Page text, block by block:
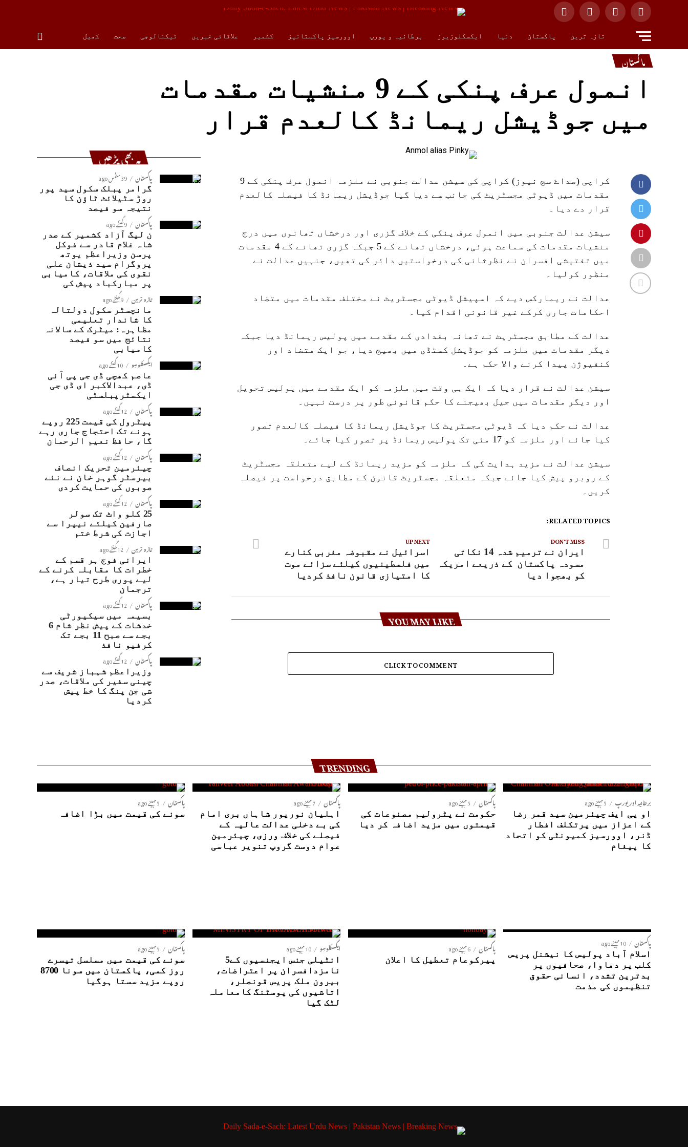
تازہ ترین پاکستان دنیا ایکسکلوزیوز برطانیہ و یورپ اوورسیز پاکستانیز کشمیر علاقائی خبریں ٹیکنالوجی صحت کھیل
پاکستان
انمول عرف پنکی کے 9 منشیات مقدمات
میں جوڈیشل ریمانڈ کالعدم قرار
کراچی (صداۓ سچ نیوز) کراچی کی سیشن عدالت جنوبی نے ملزمہ انمول عرف پنکی کے 9
مقدمات میں ڈیوٹی مجسٹریٹ کی جانب سے دیا گیا جوڈیشل ریمانڈ کا فیصلہ کالعدم
قرار دے دیا۔
سیشن عدالت جنوبی میں انمول عرف پنکی کے خلاف گزری اور درخشاں تھانوں میں درج
منشیات مقدمات کی سماعت ہوئی، درخشاں تھانے کے 5 جبکہ گزری تھانے کے 4 مقدمات
میں تفتیشی افسران نے نظرثانی کی درخواستیں دائر کی تھیں، جنہیں عدالت نے
منظور کرلیا۔
عدالت نے ریمارکس دیے کہ اسپیشل ڈیوٹی مجسٹریٹ نے مختلف مقدمات میں متضاد
احکامات جاری کرکے غیر قانونی اقدام کیا۔
عدالت کے مطابق مجسٹریٹ نے تھانہ بغدادی کے مقدمے میں پولیس ریمانڈ دیا جبکہ
دیگر مقدمات میں ملزمہ کو جوڈیشل کسٹڈی میں بھیج دیا، جو ایک متضاد اور
کنفیوژن پیدا کرنے والا حکم ہے۔
سیشن عدالت نے قرار دیا کہ ایک ہی وقت میں ملزمہ کو ایک مقدمے میں پولیس تحویل
اور دیگر مقدمات میں جیل بھیجنے کا حکم قانونی طور پر درست نہیں۔
عدالت نے حکم دیا کہ ڈیوٹی مجسٹریٹ کا جوڈیشل ریمانڈ کا فیصلہ کالعدم تصور
کیا جائے اور ملزمہ کو 17 مئی تک پولیس ریمانڈ پر تصور کیا جائے۔
سیشن عدالت نے مزید ہدایت کی کہ ملزمہ کو مزید ریمانڈ کے لیے متعلقہ مجسٹریٹ
کے روبرو پیش کیا جائے جبکہ متعلقہ مجسٹریٹ قانون کے مطابق درخواست پر فیصلہ
کریں۔
RELATED TOPICS:
UP NEXT
اسرائیل نے مقبوضہ مغربی کنارے
میں فلسطینیوں کیلئے سزائے موت
کا امتیازی قانون نافذ کردیا
DON'T MISS
ایران نے ترمیم شدہ 14 نکاتی
مسودہ پاکستان کے ذریعے امریکہ
کو بھجوا دیا
YOU MAY LIKE
CLICK TO COMMENT
یہ بھی پڑھیں
پاکستان 39 منٹس ago
گرامر پبلک سکول سید پور
روڑ سٹیلائٹ ٹاؤن کا
نتیجہ سو فیصد
پاکستان 9 گھنٹے ago
ن لیگ آزاد کشمیر کے صدر
شاہ غلام قادر سے فوکل
پرسن وزیراعظم یوتھ
پروگرام سید ذیشان علی
نقوی کی ملاقات، کامیابی
پر مبارکباد پیش کی
تازہ ترین 9 گھنٹے ago
مانچسٹر سکول دولتالہ
کا شاندار تعلیمی
مظاہرہ: میٹرک کے سالانہ
نتائج میں سو فیصد
کامیابی
ایکسکلوسِو 10 گھنٹے ago
عاصم کھچی ڈی جی پی آئی
ڈی، عبدالاکبر ای ڈی جی
ایکسٹرپبلسٹی
پاکستان 12 گھنٹے ago
پیٹرول کی قیمت 225 روپے
ہونے تک احتجاج جاری رہے
گا، حافظ نعیم الرحمان
پاکستان 12 گھنٹے ago
چیئرمین تحریک انصاف
بیرسٹر گوہر خان نے نئے
صوبوں کی حمایت کردی
پاکستان 12 گھنٹے ago
25 کلو واٹ تک سولر
صارفین کیلئے نیپرا سے
اجازت کی شرط ختم
تازہ ترین 12 گھنٹے ago
ایرانی فوج ہر قسم کے
خطرات کا مقابلہ کرنے کے
لیے پوری طرح تیار ہے،
ترجمان
پاکستان 12 گھنٹے ago
بسیمہ میں سیکیورٹی
خدشات کے پیش نظر شام 6
بجے سے صبح 11 بجے تک
کرفیو نافذ
پاکستان 12 گھنٹے ago
وزیراعظم شہباز شریف سے
چینی سفیر کی ملاقات، صدر
شی جن پنگ کا خط پیش
کردیا
TRENDING
برطانیہ اور یورپ 5 مہینے ago
او پی ایف چیئرمین سید قمر رضا
کے اعزاز میں پرتکلف افطار
ڈنر، اوورسیز کمیونٹی کو اتحاد
کا پیغام
پاکستان 5 مہینے ago
حکومت نے پٹرولیم مصنوعات کی
قیمتوں میں مزید اضافہ کر دیا
پاکستان 7 مہینے ago
اہلیان نورپور شاہاں بری امام
کی بے دخلی عدالت عالیہ کے
فیصلے کی خلاف ورزی، چیئرمین
عوام دوست گروپ تنویر عباسی
پاکستان 5 مہینے ago
سونے کی قیمت میں بڑا اضافہ
پاکستان 10 مہینے ago
اسلام آباد پولیس کا نیشنل پریس
کلب پر دھاوا، صحافیوں پر
بدترین تشدد، انسانی حقوق
تنظیموں کی مذمت
پاکستان 6 مہینے ago
پیرکوعام تعطیل کا اعلان
ایکسکلوسِو 10 مہینے ago
انٹیلی جنس ایجنسیوں کے5
نامزدافسران پر اعتراضات،
بیرون ملک پریس قونصلر،
اتاشیوں کی پوسٹنگ کامعاملہ
لٹک گیا
پاکستان 5 مہینے ago
سونے کی قیمت میں مسلسل تیسرے
روز کمی، پاکستان میں سونا 8700
روپے مزید سستا ہوگیا